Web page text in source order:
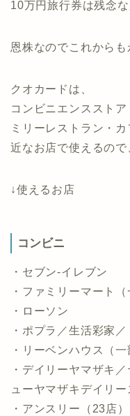
10万円旅行券は残念
恩株なのでこれからも
クオカードは、
コンビニエンススト
ミリーレストラン・
近なお店で使えるので
↓使えるお店
コンビニ
・セブン-イレブン
・ファミリーマート（
・ローソン
・ポプラ／生活彩家
・リーベンハウス（一
・デイリーヤマザキ
ューヤマザキデイリー
・アンスリー（23店）